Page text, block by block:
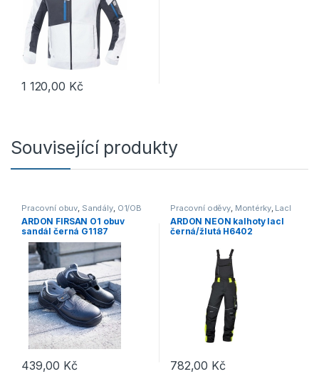
1 120,00 Kč
Tento produkt má více variant. Možnosti lze vybrat na stránce
Související produkty
Pracovní obuv Sandály, O1/OB
ARDON FIRSAN O1 obuv
sandál černá G1187
439,00 Kč
Tento produkt má více variant. Možnosti lze vybrat na stránce
Pracovní oděvy Montérky, Lacl
ARDON NEON kalhoty lacl
černá/žlutá H6402
782,00 Kč
Tento produkt má více